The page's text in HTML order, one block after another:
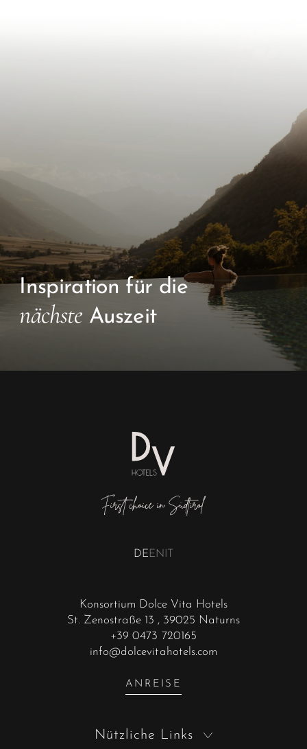
Inspiration für die
nächste Auszeit
Konsortium Dolce Vita Hotels
St. Zenostraße 13 , 39025 Naturns
+39 0473 720165
info@dolcevitahotels.com
ANREISE
DEEN
Nützliche Links